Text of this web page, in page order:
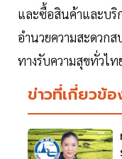
และซื้อสินค้าและบริ
อำนวยความสะดวก
ทางรับความสุขทั่วไ
ข่าวที่เกี่ยวข้